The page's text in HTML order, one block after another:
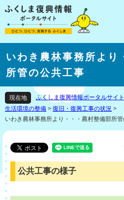
いわき農林事務所より
所管の公共工事
現在地 ふくしま復興情報ポータルサイト
生活環境の整備 > 復旧・復興工事の状況 >
いわき農林事務所より・・・農村整備部所
公共工事の様子